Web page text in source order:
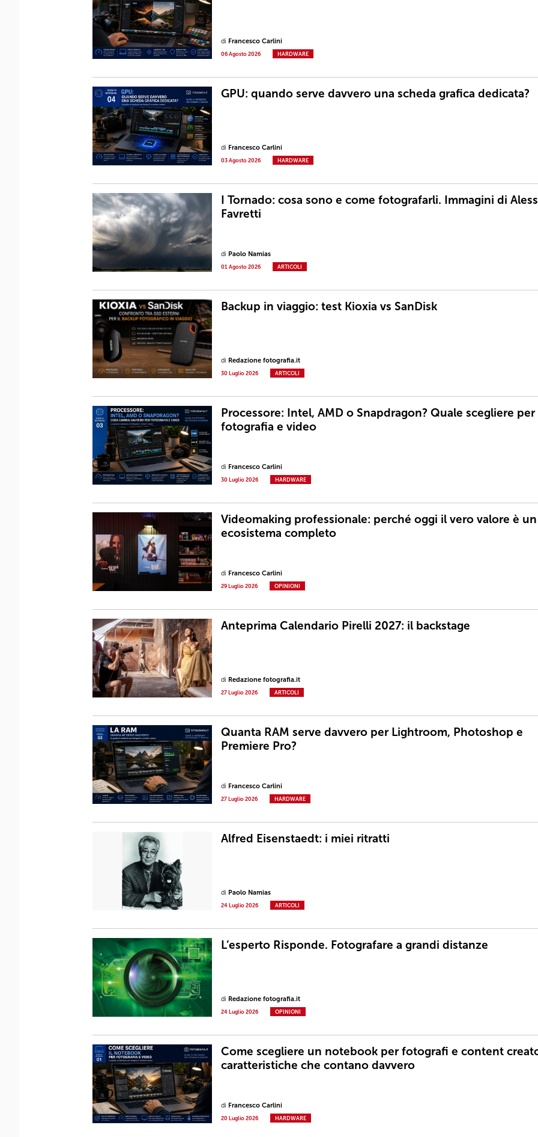
di Francesco Carlini
06 Agosto 2026 HARDWARE
GPU: quando serve davvero una scheda grafica dedicata?
di Francesco Carlini
03 Agosto 2026 HARDWARE
I Tornado: cosa sono e come fotografarli. Immagini di
Favretti
di Paolo Namias
01 Agosto 2026 ARTICOLI
Backup in viaggio: test Kioxia vs SanDisk
di Redazione fotografia.it
30 Luglio 2026 ARTICOLI
Processore: Intel, AMD o Snapdragon? Quale scegliere per
fotografia e video
di Francesco Carlini
30 Luglio 2026 HARDWARE
Videomaking professionale: perché oggi il vero valore è un
ecosistema completo
di Francesco Carlini
29 Luglio 2026 OPINIONI
Anteprima Calendario Pirelli 2027: il backstage
di Redazione fotografia.it
27 Luglio 2026 ARTICOLI
Quanta RAM serve davvero per Lightroom, Photoshop e
Premiere Pro?
di Francesco Carlini
27 Luglio 2026 HARDWARE
Alfred Eisenstaedt: i miei ritratti
di Paolo Namias
24 Luglio 2026 ARTICOLI
L’esperto Risponde. Fotografare a grandi distanze
di Redazione fotografia.it
24 Luglio 2026 OPINIONI
Come scegliere un notebook per fotografi e content
caratteristiche che contano davvero
di Francesco Carlini
20 Luglio 2026 HARDWARE